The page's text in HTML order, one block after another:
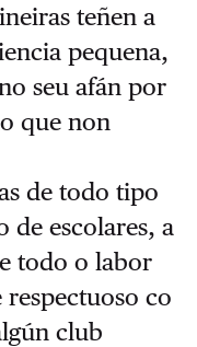
teñen a
pequena,
seu afán por
que non
de todo tipo
de escolares, a
todo o labor
co
club